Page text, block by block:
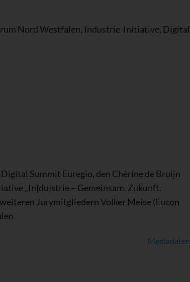
Nord Westfalen, Industrie-Initiative, Digital
Summit Euregio, den Chèrine de Bruijn
„In|du|strie – Gemeinsam. Zukunft.
Jurymitgliedern Volker Meise (Eucon
Mediadaten